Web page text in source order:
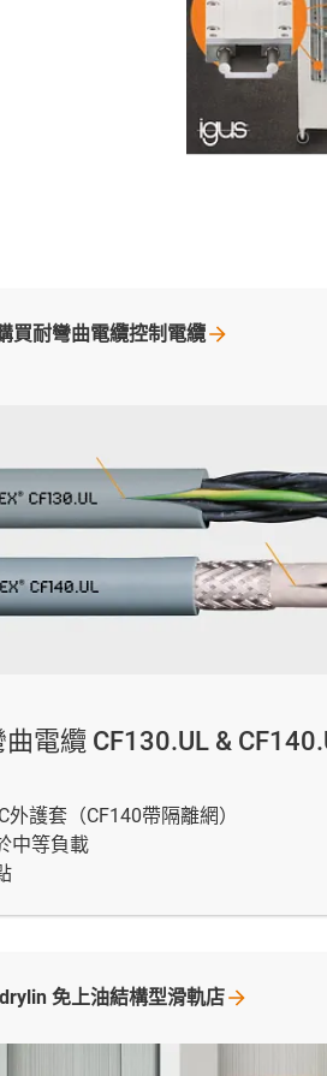
曲電纜 CF130.UL &
外護套（CF140帶隔離網）
中等負載
買耐彎曲電纜控制電纜
免上油結構型滑軌店